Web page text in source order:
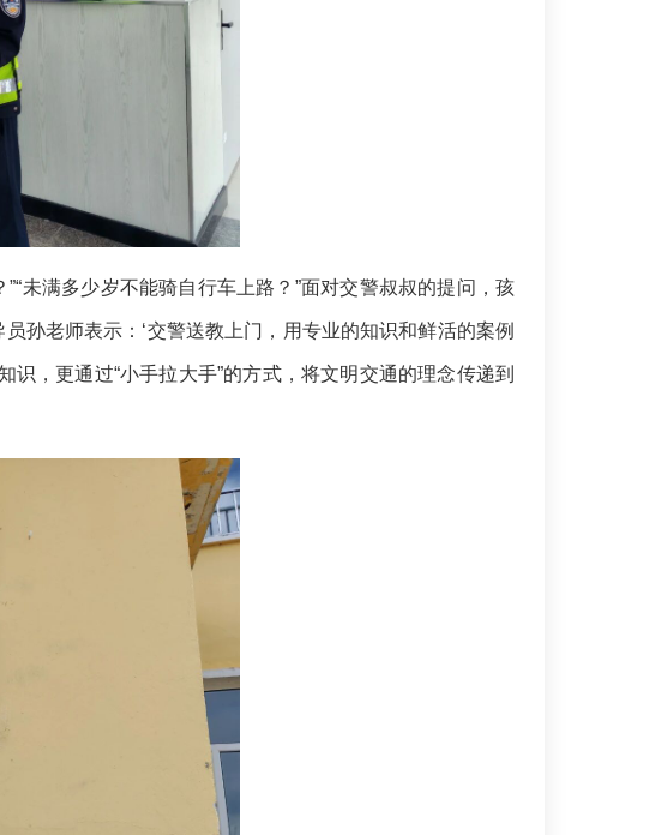
未满多少岁不能骑自行车上路？”面对交警叔叔的提问，孩
孙老师表示：‘交警送教上门，用专业的知识和鲜活的案例
，更通过“小手拉大手”的方式，将文明交通的理念传递到